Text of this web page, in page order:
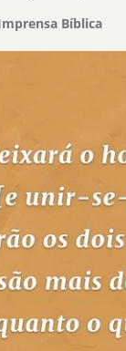
Bíblica